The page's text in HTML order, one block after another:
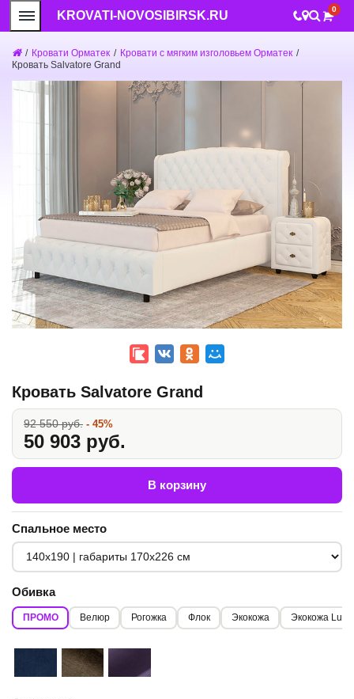
KROVATI-NOVOSIBIRSK.RU 0
/ Кровати Орматек / Кровати с мягким изголовьем Орматек /
Кровать Salvatore Grand
Кровать Salvatore Grand
92 550 руб. - 45%
50 903 руб.
В корзину
Спальное место
Обивка
ПРОМО Велюр Рогожка Флок Экокожа Экокожа Lux